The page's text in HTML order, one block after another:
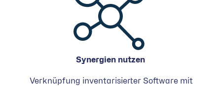
Synergien nutzen
Verknüpfung inventarisierter Software mit